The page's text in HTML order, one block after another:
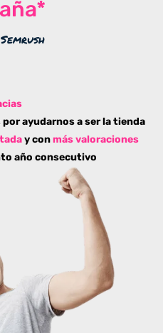
ayudarnos a ser la tienda
y conmás valoraciones
año consecutivo